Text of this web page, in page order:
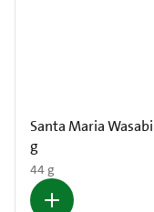
Santa Maria
g
44 g